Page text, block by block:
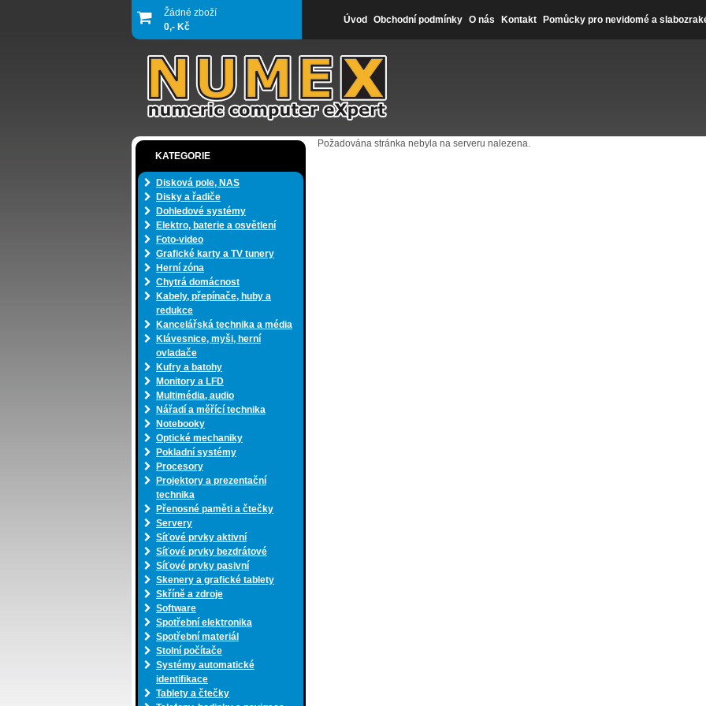
Žádné zboží
0,- Kč
Úvod Obchodní podmínky O nás Kontakt Pomůcky pro nevidomé a
KATEGORIE
Disková pole, NAS
Disky a řadiče
Dohledové systémy
Elektro, baterie a osvětlení
Foto-video
Grafické karty a TV tunery
Herní zóna
Chytrá domácnost
Kabely, přepínače, huby a
redukce
Kancelářská technika a média
Klávesnice, myši, herní
ovladače
Kufry a batohy
Monitory a LFD
Multimédia, audio
Nářadí a měřící technika
Notebooky
Optické mechaniky
Pokladní systémy
Procesory
Projektory a prezentační
technika
Přenosné paměti a čtečky
Servery
Síťové prvky aktivní
Síťové prvky bezdrátové
Síťové prvky pasivní
Skenery a grafické tablety
Skříně a zdroje
Software
Spotřební elektronika
Spotřební materiál
Stolní počítače
Systémy automatické
identifikace
Tablety a čtečky
Požadována stránka nebyla na serveru nalezena.